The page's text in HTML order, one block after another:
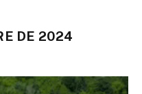
DE 2024